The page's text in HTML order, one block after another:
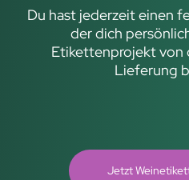
Du hast jederzeit einen
der dich
Etikettenprojekt von
Lieferung
Jetzt